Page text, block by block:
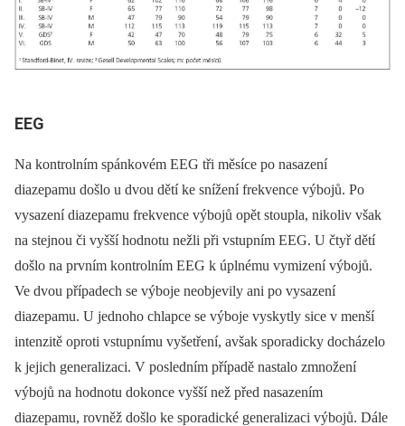
EEG
Na kontrolním spánkovém EEG tři měsíce po nasazení
diazepamu došlo u dvou dětí ke snížení frekvence výbojů. Po
vysazení diazepamu frekvence výbojů opět stoupla, nikoliv však
na stejnou či vyšší hodnotu nežli při vstupním EEG. U čtyř dětí
došlo na prvním kontrolním EEG k úplnému vymizení výbojů.
Ve dvou případech se výboje neobjevily ani po vysazení
diazepamu. U jednoho chlapce se výboje vyskytly sice v menší
intenzitě oproti vstupnímu vyšetření, avšak sporadicky docházelo
k jejich generalizaci. V posledním případě nastalo zmnožení
výbojů na hodnotu dokonce vyšší než před nasazením
diazepamu, rovněž došlo ke sporadické generalizaci výbojů. Dále